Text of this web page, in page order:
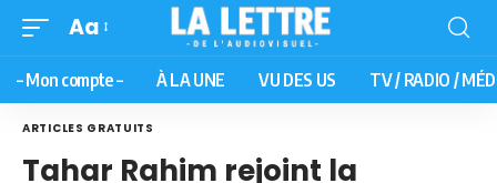
Aa
– Mon compte – À LA UNE VU DES US TV / RADIO /
ARTICLES GRATUITS
Tahar Rahim rejoint la